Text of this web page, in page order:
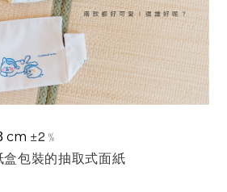
cm ±2﹪
包裝的抽取式面紙